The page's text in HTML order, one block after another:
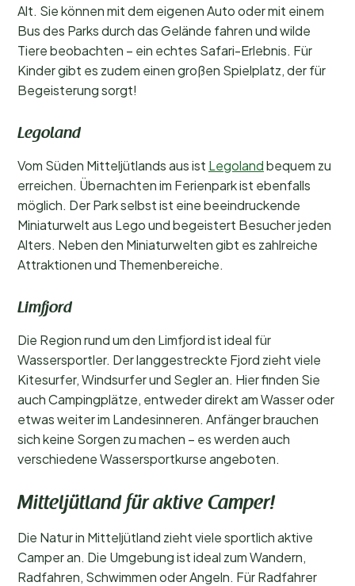
Alt. Sie können mit dem eigenen Auto oder mit einem
Bus des Parks durch das Gelände fahren und wilde
Tiere beobachten – ein echtes Safari-Erlebnis. Für
Kinder gibt es zudem einen großen Spielplatz, der für
Begeisterung sorgt!
Legoland
Vom Süden Mitteljütlands aus ist Legolandbequem zu
erreichen. Übernachten im Ferienpark ist ebenfalls
möglich. Der Park selbst ist eine beeindruckende
Miniaturwelt aus Lego und begeistert Besucher jeden
Alters. Neben den Miniaturwelten gibt es zahlreiche
Attraktionen und Themenbereiche.
Limfjord
Die Region rund um den Limfjord ist ideal für
Wassersportler. Der langgestreckte Fjord zieht viele
Kitesurfer, Windsurfer und Segler an. Hier finden Sie
auch Campingplätze, entweder direkt am Wasser oder
etwas weiter im Landesinneren. Anfänger brauchen
sich keine Sorgen zu machen – es werden auch
verschiedene Wassersportkurse angeboten.
Mitteljütland für aktive Camper!
Die Natur in Mitteljütland zieht viele sportlich aktive
Camper an. Die Umgebung ist ideal zum Wandern,
Radfahren, Schwimmen oder Angeln. Für Radfahrer